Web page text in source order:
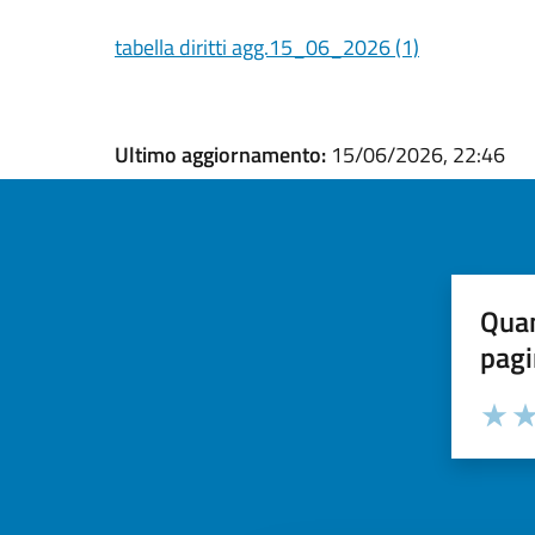
tabella diritti agg.15_06_2026 (1)
Ultimo aggiornamento: 15/06/2026, 22:46
Valuta